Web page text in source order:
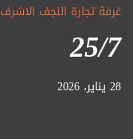
غرفة تجارة النجف الاشرف
25/7
28 يناير، 2026